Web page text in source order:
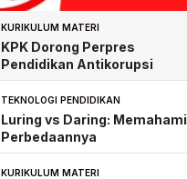
KURIKULUM MATERI
KPK Dorong Perpres
Pendidikan Antikorupsi
TEKNOLOGI PENDIDIKAN
Luring vs Daring: Memahami
Perbedaannya
KURIKULUM MATERI